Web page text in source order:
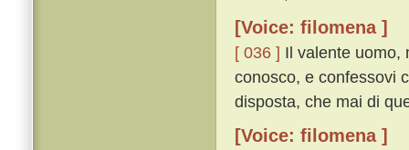
[Voice: filomena ]
[ 036 ] Il valente uomo,
conosco, e confessovi
disposta, che mai di
[Voice: filomena ]